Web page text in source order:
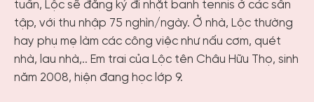
tuần, Lộc sẽ đăng ký đi nhặt banh tennis ở các sân
tập, với thu nhập 75 nghìn/ngày. Ở nhà, Lộc thường
hay phụ mẹ làm các công việc như nấu cơm, quét
nhà, lau nhà,.. Em trai của Lộc tên Châu Hữu Thọ, sinh
năm 2008, hiện đang học lớp 9.